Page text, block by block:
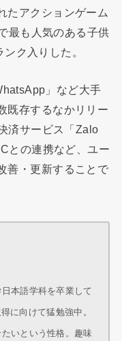
たアクションゲーム
最も人気のある子供
ク入りした。
」など大手
既存するなかリリー
済サービス「Zalo
との連携など、ユー
善・更新することで
本語学科を卒業して
に向けて猛勉強中。
いという性格。趣味